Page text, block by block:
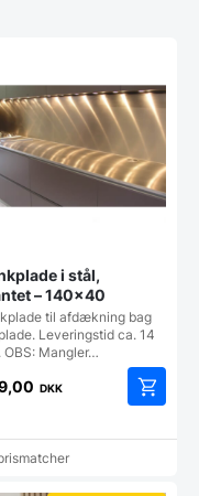
i stål,
– 140×40
til afdækning bag
Leveringstid ca. 14
OBS: Mangler…
DKK